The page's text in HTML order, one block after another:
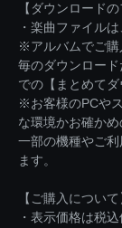
【ダウンロード
・楽曲ファイル
※アルバムでご購
毎のダウンロー
での【まとめてダ
※お客様のPCや
な環境かお確か
一部の機種やご
ます。
【ご購入について
・表示価格は税